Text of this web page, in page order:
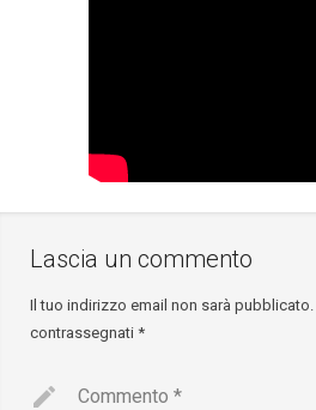
Lascia un commento
Il tuo indirizzo email non sarà pubblicato.
contrassegnati *
Commento *